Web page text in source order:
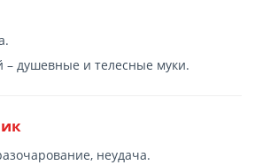
– душевные и телесные муки.
неудача.